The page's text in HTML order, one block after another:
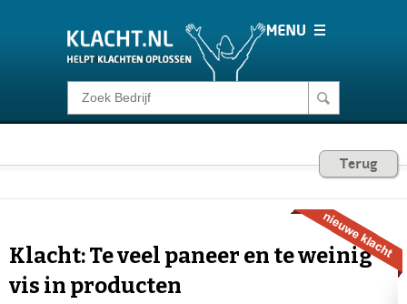
Klacht melden
Consumentenrecht
Voor Bedrijven
Terug
Klacht: Te veel paneer en te weinig
vis in producten